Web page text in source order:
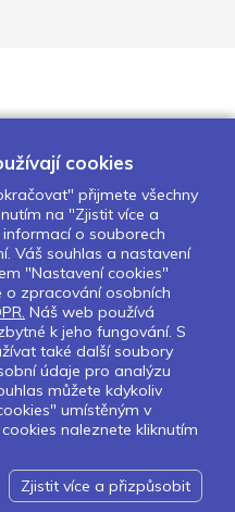
Pro školy
GDPR
nás:
pravidelný
s.r.o. Redakční systém MultiCMS
cookies
přijmete všechny
na "Zjistit více a
o souborech
Váš souhlas a nastavení
"Nastavení cookies"
zpracování osobních
Náš web používá
k jeho fungování. S
také další soubory
údaje pro analýzu
můžete kdykoliv
umístěným v
naleznete kliknutím
Zjistit více a přizpůsobit